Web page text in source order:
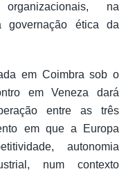
na
governação ética da
em Coimbra sob o
em Veneza dará
entre as três
em que a Europa
autonomia
num contexto